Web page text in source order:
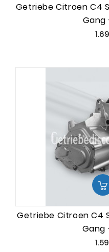
Getriebe Citroen C4
Gang
Getriebe Citroen C4
Gang